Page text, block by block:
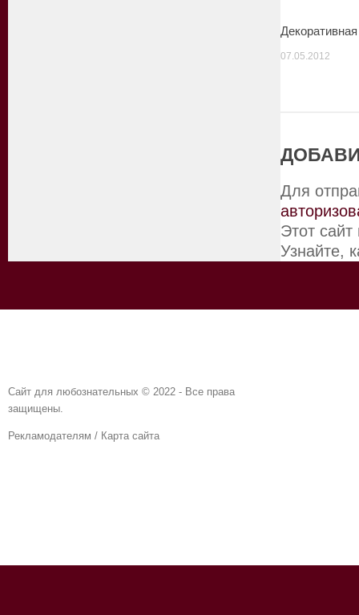
07.05.2012
Для
Этот
Узнайте,
Сайт для любознательных © 2022 - Все права
защищены.
Рекламодателям / Карта сайта